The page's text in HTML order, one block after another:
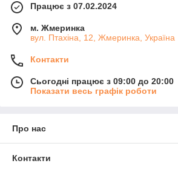
Працює з 07.02.2024
м. Жмеринка
вул. Птахіна, 12, Жмеринка, Україна
Контакти
Сьогодні працює з 09:00 до 20:00
Показати весь графік роботи
Про нас
Контакти